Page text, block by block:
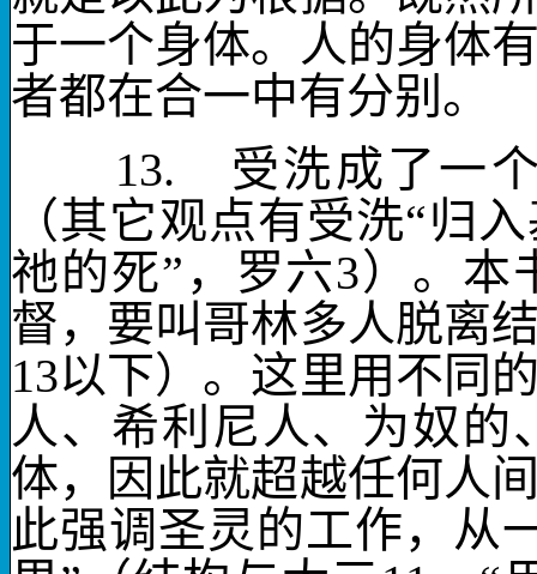
于一个身体。人的身体
者都在合一中有分别。
13. 受洗成了一
（其它观点有受洗“归
祂的死”，罗六3）。本
督，要叫哥林多人脱离
13以下）。这里用不同
人、希利尼人、为奴的
体，因此就超越任何人
此强调圣灵的工作， 从